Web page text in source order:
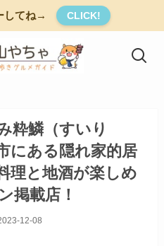
してね→ CLICK!
粋鱗（すいり
にある隠れ家的居
理と地酒が楽しめ
掲載店！
12-08